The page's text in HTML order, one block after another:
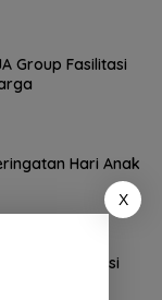
Group Fasilitasi
Hari Anak
Seleksi
X